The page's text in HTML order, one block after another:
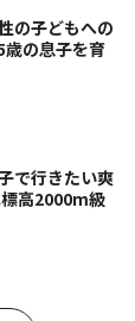
の子どもへの
の息子を育
で行きたい爽
高2000m級